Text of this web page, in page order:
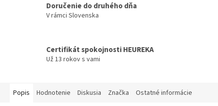
Doručenie do druhého dňa
V rámci Slovenska
Certifikát spokojnosti HEUREKA
Už 13 rokov s vami
Popis Hodnotenie Diskusia Značka Ostatné informácie